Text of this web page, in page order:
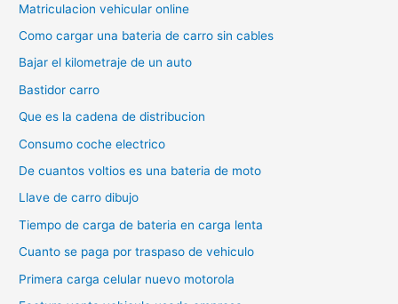
Matriculacion vehicular online
Como cargar una bateria de carro sin cables
Bajar el kilometraje de un auto
Bastidor carro
Que es la cadena de distribucion
Consumo coche electrico
De cuantos voltios es una bateria de moto
Llave de carro dibujo
Tiempo de carga de bateria en carga lenta
Cuanto se paga por traspaso de vehiculo
Primera carga celular nuevo motorola